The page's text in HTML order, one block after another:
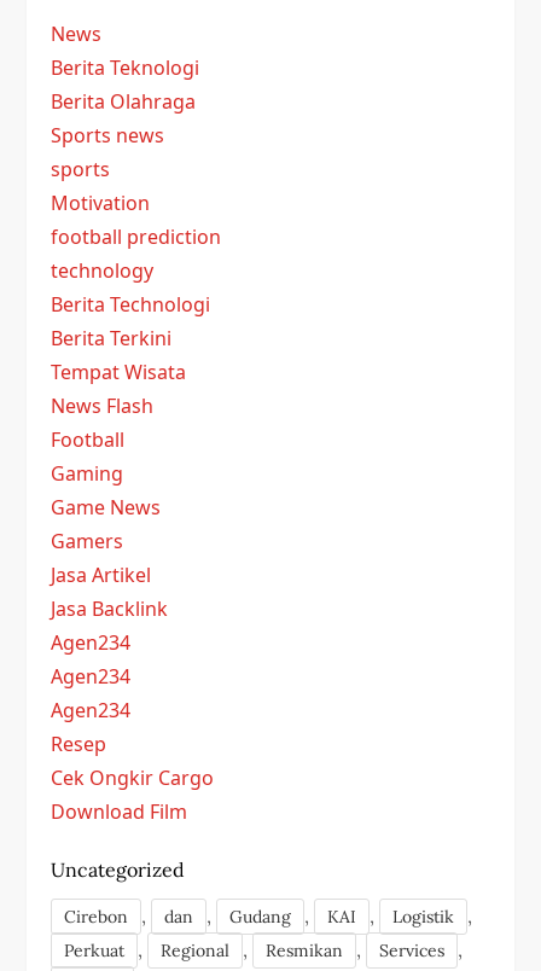
News
Berita Teknologi
Berita Olahraga
Sports news
sports
Motivation
football prediction
technology
Berita Technologi
Berita Terkini
Tempat Wisata
News Flash
Football
Gaming
Game News
Gamers
Jasa Artikel
Jasa Backlink
Agen234
Agen234
Agen234
Resep
Cek Ongkir Cargo
Download Film
Uncategorized
Cirebon , dan , Gudang , KAI , Logistik ,
Perkuat , Regional , Resmikan , Services ,